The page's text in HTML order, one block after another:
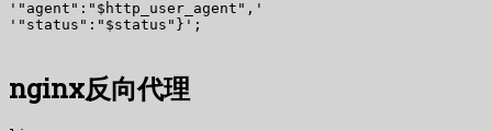
'"agent":"$http_user_agent",'
'"status":"$status"}';
nginx反向代理